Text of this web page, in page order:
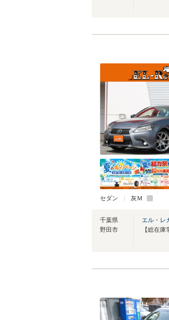
セダン 灰Ｍ
千葉県
野田市
エル・レ